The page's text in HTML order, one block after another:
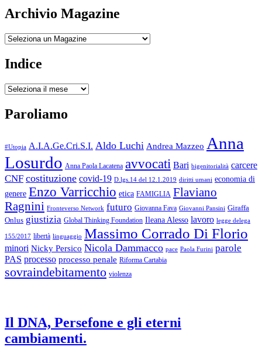
Archivio Magazine
Archivio
Indice
Indice
Paroliamo
#Utopia A.I.A.Ge.Cri.S.I. Aldo Luchi Andrea Mazzeo Anna
Losurdo Anna Paola Lacatena avvocati Bari bigenitorialità carcere
CNF costituzione covid-19 D.lgs.14 del 12.1.2019 diritti umani economia di
genere Enzo Varricchio etica FAMIGLIA Flaviano
Ragnini Fronteverso Network futuro Giovanna Fava Giovanni Pansini Giraffa
Onlus giustizia Global Thinking Foundation Ileana Alesso lavoro legge delega
155/2017 libertà linguaggio Massimo Corrado Di Florio
minori Nicky Persico Nicola Dammacco pace Paola Furini parole
PAS processo processo penale Riforma Cartabia
sovraindebitamento violenza
Il DNA, Persefone e gli eterni
cambiamenti.